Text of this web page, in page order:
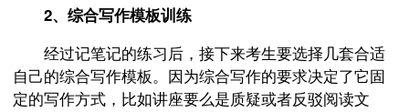
2、综合写作模板训练
经过记笔记的练习后，接下来考生要选择几套合适
自己的综合写作模板。因为综合写作的要求决定了它固
定的写作方式，比如讲座要么是质疑或者反驳阅读文